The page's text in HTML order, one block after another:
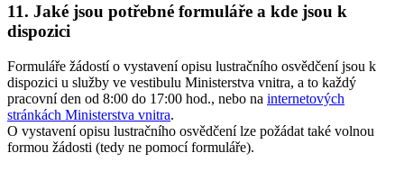
11. Jaké jsou potřebné formuláře a kde jsou k
dispozici
Formuláře žádostí o vystavení opisu lustračního osvědčení jsou k
dispozici u služby ve vestibulu Ministerstva vnitra, a to každý
pracovní den od 8:00 do 17:00 hod., nebo na internetových
stránkách Ministerstva vnitra.
O vystavení opisu lustračního osvědčení lze požádat také volnou
formou žádosti (tedy ne pomocí formuláře).